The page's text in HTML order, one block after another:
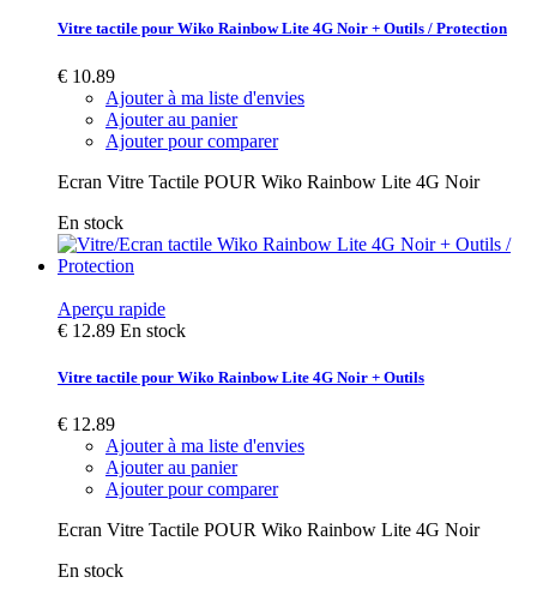
Vitre tactile pour Wiko Rainbow Lite 4G Noir + Outils / Protection
€ 10.89
Ajouter à ma liste d'envies
Ajouter au panier
Ajouter pour comparer
Ecran Vitre Tactile POUR Wiko Rainbow Lite 4G Noir
En stock
Aperçu rapide
€ 12.89 En stock
Vitre tactile pour Wiko Rainbow Lite 4G Noir + Outils
€ 12.89
Ajouter à ma liste d'envies
Ajouter au panier
Ajouter pour comparer
Ecran Vitre Tactile POUR Wiko Rainbow Lite 4G Noir
En stock